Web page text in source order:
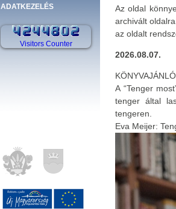
ADATKEZELÉS
Visitors Counter
Az oldal
archivált
az oldalt
2026.08.07.
KÖNYVAJÁNLÓ
A “Tenger
tenger által
tengeren.
Eva Meijer: